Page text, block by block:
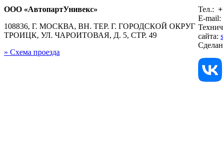
ООО «АвтопартУнивекс»
108836, Г. МОСКВА, ВН. ТЕР. Г. ГОРОДСКОЙ ОКРУГ
ТРОИЦК, УЛ. ЧАРОИТОВАЯ, Д. 5, СТР. 49
» Схема проезда
Тел.:
E-mail:
сайта: